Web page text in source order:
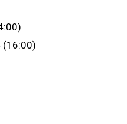
(16:00)